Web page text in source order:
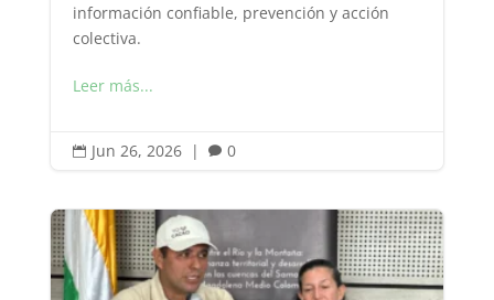
información confiable, prevención y acción
colectiva.
Leer más...
 Jun 26, 2026 |  0